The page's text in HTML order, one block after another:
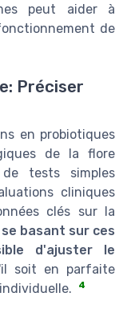
peut aider à
de
Préciser
en probiotiques
de la flore
tests simples
cliniques
clés sur la
se basant sur ces
d'ajuster le
soit en parfaite
4